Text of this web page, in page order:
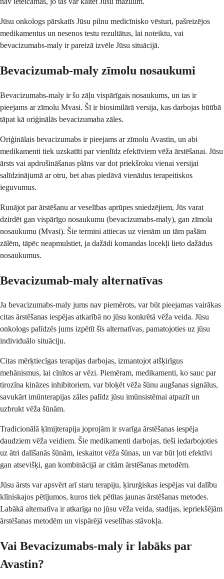
Jūsu onkologs pārskatīs Jūsu pilnu medicīnisko vēsturi, pašreizējos
medikamentus un nesenos testu rezultātus, lai noteiktu, vai
bevacizumabs-maly ir pareizā izvēle Jūsu situācijā.
Bevacizumab-maly zīmolu nosaukumi
Bevacizumabs-maly ir šo zāļu vispārīgais nosaukums, un tas ir
pieejams ar zīmolu Mvasi. Šī ir biosimilārā versija, kas darbojas būtībā
tāpat kā oriģinālās bevacizumaba zāles.
Oriģinālais bevacizumabs ir pieejams ar zīmolu Avastin, un abi
medikamenti tiek uzskatīti par vienlīdz efektīviem vēža ārstēšanai. Jūsu
ārsts vai apdrošināšanas plāns var dot priekšroku vienai versijai
salīdzinājumā ar otru, bet abas piedāvā vienādus terapeitiskos
ieguvumus.
Runājot par ārstēšanu ar veselības aprūpes sniedzējiem, Jūs varat
dzirdēt gan vispārīgo nosaukumu (bevacizumabs-maly), gan zīmola
nosaukumu (Mvasi). Šie termini attiecas uz vienām un tām pašām
zālēm, tāpēc neapmulstiet, ja dažādi komandas locekļi lieto dažādus
nosaukumus.
Bevacizumab-maly alternatīvas
Ja bevacizumabs-maly jums nav piemērots, var būt pieejamas vairākas
citas ārstēšanas iespējas atkarībā no jūsu konkrētā vēža veida. Jūsu
onkologs palīdzēs jums izpētīt šīs alternatīvas, pamatojoties uz jūsu
individuālo situāciju.
Citas mērķtiecīgas terapijas darbojas, izmantojot atšķirīgus
mehānismus, lai cīnītos ar vēzi. Piemēram, medikamenti, ko sauc par
tirozīna kināzes inhibitoriem, var bloķēt vēža šūnu augšanas signālus,
savukārt imūnterapijas zāles palīdz jūsu imūnsistēmai atpazīt un
uzbrukt vēža šūnām.
Tradicionālā ķīmijterapija joprojām ir svarīga ārstēšanas iespēja
daudziem vēža veidiem. Šie medikamenti darbojas, tieši iedarbojoties
uz ātri dalīšanās šūnām, ieskaitot vēža šūnas, un var būt ļoti efektīvi
gan atsevišķi, gan kombinācijā ar citām ārstēšanas metodēm.
Jūsu ārsts var apsvērt arī staru terapiju, ķirurģiskas iespējas vai dalību
klīniskajos pētījumos, kuros tiek pētītas jaunas ārstēšanas metodes.
Labākā alternatīva ir atkarīga no jūsu vēža veida, stadijas, iepriekšējām
ārstēšanas metodēm un vispārējā veselības stāvokļa.
Vai Bevacizumabs-maly ir labāks par
Avastin?